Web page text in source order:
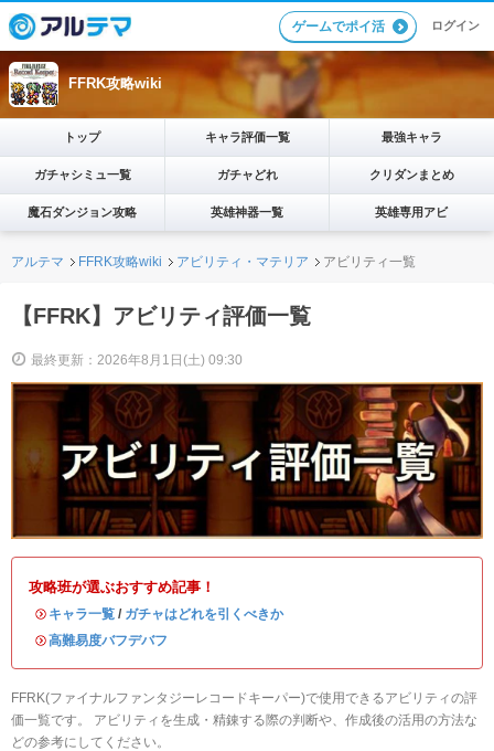
ゲームでポイ活 ログイン
FFRK攻略wiki
トップ キャラ評価一覧 最強キャラ
ガチャシミュ一覧 ガチャどれ クリダンまとめ
魔石ダンジョン攻略 英雄神器一覧 英雄専用アビ
アルテマ FFRK攻略wiki アビリティ・マテリア アビリティ一覧
【FFRK】アビリティ評価一覧
最終更新：2026年8月1日(土) 09:30
攻略班が選ぶおすすめ記事！
・ キャラ一覧 / ガチャはどれを引くべきか
・高難易度バフデバフ
FFRK(ファイナルファンタジーレコードキーパー)で使用できるアビリティの評
価一覧です。 アビリティを生成・精錬する際の判断や、作成後の活用の方法な
どの参考にしてください。